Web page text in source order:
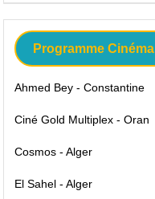
Programme Cinéma
Ahmed Bey - Constantine
Ciné Gold Multiplex - Oran
Cosmos - Alger
El Sahel - Alger